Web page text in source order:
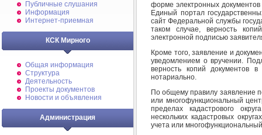
Публичные слушания
Информация
Интернет-приемная
КСК Мирного
Общая информация
Структура
Деятельность
Проекты документов
Новости и объявления
Администрация
форме электронных
Единый портал
сайт Федеральной службы
таком случае, верность
электронной подписью
Кроме того, заявление и
уведомлением о вручении.
верность копий документов
нотариально.
По общему правилу заявление
или многофункциональный
пределах кадастрового
нескольких кадастровых
учета или